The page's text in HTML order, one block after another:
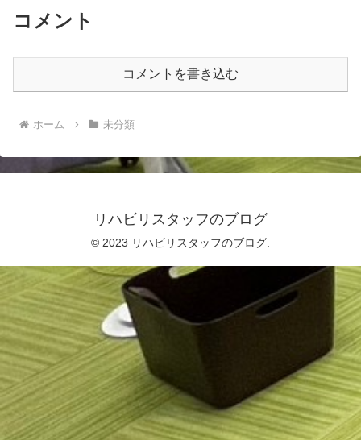
コメント
コメントを書き込む
ホーム 未分類
リハビリスタッフのブログ
© 2023 リハビリスタッフのブログ.